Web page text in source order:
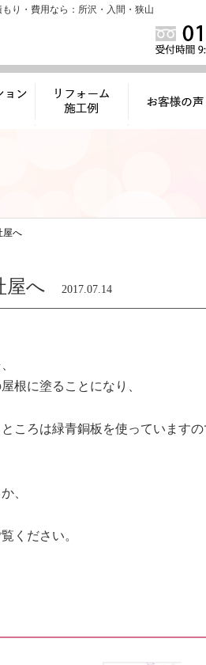
り・費用なら：所沢・入間・狭山
屋へ
屋へ 2017.07.14
根に塗ることになり、
ころは緑青銅板を使っていますの
、
ください。